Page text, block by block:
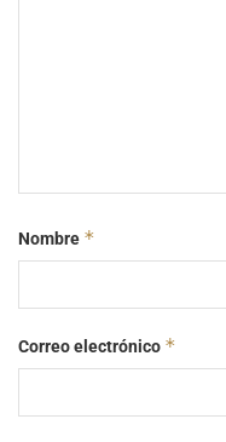
Nombre *
Correo electrónico *